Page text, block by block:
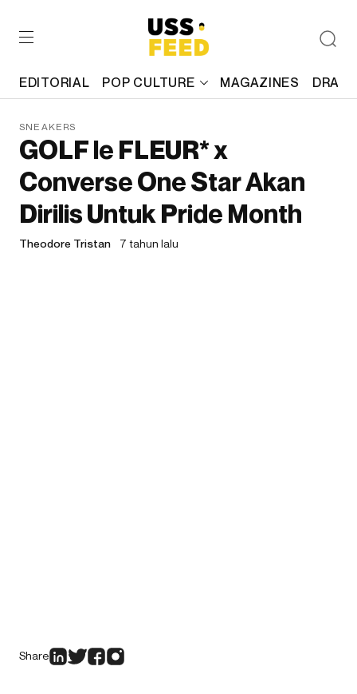
EDITORIAL POP CULTURE MAGAZINES
SNEAKERS
GOLF le FLEUR* x
Converse One Star Akan
Dirilis Untuk Pride Month
Theodore Tristan 7 tahun lalu
Share